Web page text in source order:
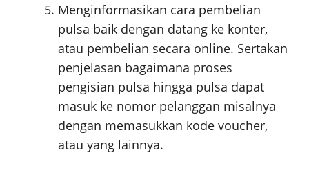
Menginformasikan cara pembelian
pulsa baik dengan datang ke konter,
atau pembelian secara online. Sertakan
penjelasan bagaimana proses
pengisian pulsa hingga pulsa dapat
masuk ke nomor pelanggan misalnya
dengan memasukkan kode voucher,
atau yang lainnya.